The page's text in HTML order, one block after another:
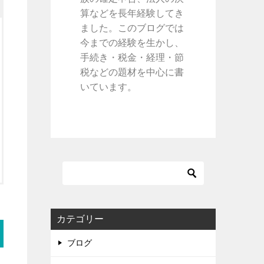
算などを長年経験してき
ました。このブログでは
今までの経験を生かし、
手続き・税金・経理・節
税などの題材を中心に書
いています。
カテゴリー
ブログ